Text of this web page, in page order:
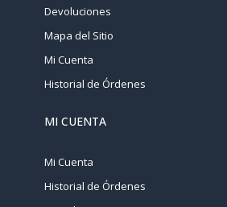
Devoluciones
Mapa del Sitio
Mi Cuenta
Historial de Órdenes
MI CUENTA
Mi Cuenta
Historial de Órdenes